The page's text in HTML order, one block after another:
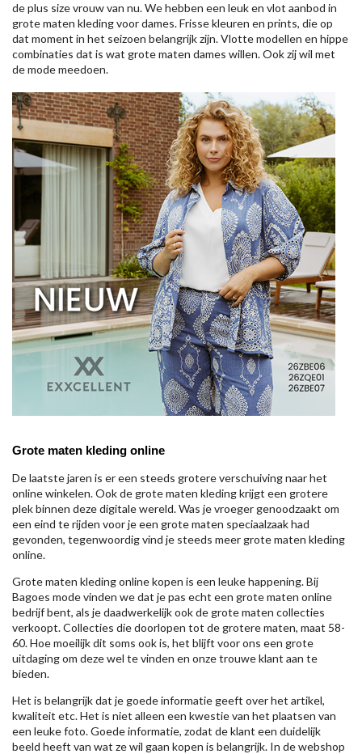
de plus size vrouw van nu. We hebben een leuk en vlot aanbod in
grote maten kleding voor dames. Frisse kleuren en prints, die op
dat moment in het seizoen belangrijk zijn. Vlotte modellen en hippe
combinaties dat is wat grote maten dames willen. Ook zij wil met
de mode meedoen.
Grote maten kleding online
De laatste jaren is er een steeds grotere verschuiving naar het
online winkelen. Ook de grote maten kleding krijgt een grotere
plek binnen deze digitale wereld. Was je vroeger genoodzaakt om
een eind te rijden voor je een grote maten speciaalzaak had
gevonden, tegenwoordig vind je steeds meer grote maten kleding
online.
Grote maten kleding online kopen is een leuke happening. Bij
Bagoes mode vinden we dat je pas echt een grote maten online
bedrijf bent, als je daadwerkelijk ook de grote maten collecties
verkoopt. Collecties die doorlopen tot de grotere maten, maat 58-
60. Hoe moeilijk dit soms ook is, het blijft voor ons een grote
uitdaging om deze wel te vinden en onze trouwe klant aan te
bieden.
Het is belangrijk dat je goede informatie geeft over het artikel,
kwaliteit etc. Het is niet alleen een kwestie van het plaatsen van
een leuke foto. Goede informatie, zodat de klant een duidelijk
beeld heeft van wat ze wil gaan kopen is belangrijk. In de webshop